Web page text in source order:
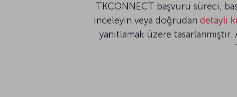
TKCONNECT başvuru süreci,
inceleyin veya doğrudan detaylı
yanıtlamak üzere